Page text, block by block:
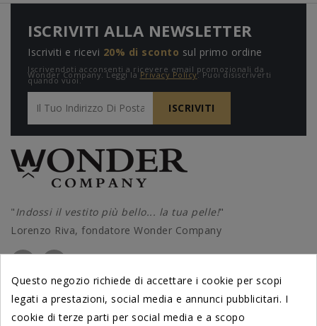
ISCRIVITI ALLA NEWSLETTER
Iscriviti e ricevi 20% di sconto sul primo ordine
Iscrivendoti acconsenti a ricevere email promozionali da
Wonder Company. Leggi laPrivacy Policy. Puoi disiscriverti
quando vuoi.
"Indossi il vestito più bello... la tua pelle!"
Lorenzo Riva, fondatore Wonder Company
PRODOTTI
Questo negozio richiede di accettare i cookie per scopi
legati a prestazioni, social media e annunci pubblicitari. I
cookie di terze parti per social media e a scopo